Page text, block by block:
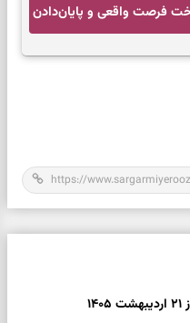
فرصت واقعی و پایان‌دادن